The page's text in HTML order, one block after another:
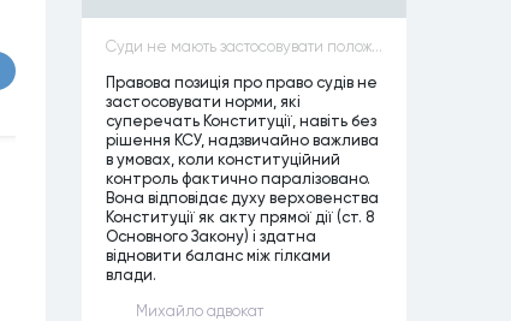
Суди не мають застосовувати положення законів, які не відповідають Конституції, незалежно від того, чи визнавалися вони Конституційним Судом України неконституційними, тобто закони, що суперечать Конституції України не можуть застосовуватися навіть у випадках, коли вони є чинними
Правова позиція про право судів не
застосовувати норми, які
суперечать Конституції, навіть без
рішення КСУ, надзвичайно важлива
в умовах, коли конституційний
контроль фактично паралізовано.
Вона відповідає духу верховенства
Конституції як акту прямої дії (ст. 8
Основного Закону) і здатна
відновити баланс між гілками
влади.
Михайло адвокат